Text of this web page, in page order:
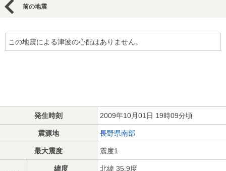
前の地震
この地震による津波の心配はありません。
発生時刻 2009年10月01日 19時09分頃
震源地 長野県南部
最大震度 震度1
緯度 北緯 35.9度